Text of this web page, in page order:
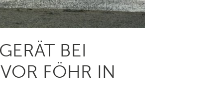
BEI
FÖHR IN